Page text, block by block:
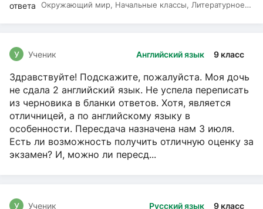
Окружающий мир, Начальные классы, Литературное
Английский язык 9 класс
У Ученик
Здравствуйте! Подскажите, пожалуйста. Моя дочь
не сдала 2 английский язык. Не успела переписать
из черновика в бланки ответов. Хотя, является
отличницей, а по английскому языку в
особенности. Пересдача назначена нам 3 июля.
Есть ли возможность получить отличную оценку за
экзамен? И, можно ли пересд...
Русский язык 9 класс
У Ученик